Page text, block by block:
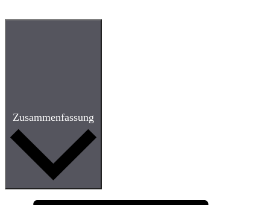
Zusammenfassung